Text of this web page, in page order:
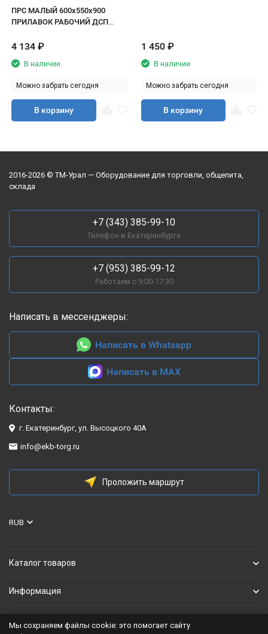
ПРС МАЛЫЙ 600х550х900
ПРИЛАВОК РАБОЧИЙ ДСП
4 134 ₽
В наличии
Можно забрать сегодня
В корзину
1 450 ₽
В наличии
Можно забрать сегодня
В корзину
2016-2026 © ТМ-Урал — Оборудование для торговли, общепита,
склада
+7 (343) 385-99-10
Телефон в Екатеринбурге
+7 (953) 385-99-12
Работаем с 9:00-17:30
Написать в мессенджеры:
Написать в Whatsapp
Написать в MAX
Контакты:
г. Екатеринбург, ул. Высоцкого 40А
info@ekb-torg.ru
Проложить маршрут
RUB
Каталог товаров
Информация
Политика персональных данных
Мы сохраняем файлы cookie: это помогает сайту